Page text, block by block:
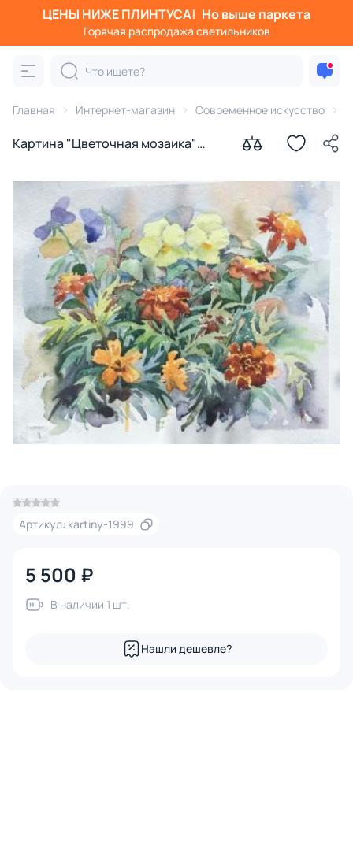
ЦЕНЫ НИЖЕ ПЛИНТУСА! Но выше паркета
Горячая распродажа светильников
Главная Интернет-магазин Современное искусство
Картина "Цветочная мозаика"
Артикул: kartiny-1999
5 500 ₽
В наличии 1 шт.
Нашли дешевле?